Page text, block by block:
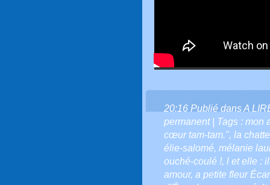
20:16 Publié dansA
permanent| Tags : mon
cœur tam-tam.", la
élie-salomé, mélanie
ouché-coulé !, l et elle :
amour, a petite fleur